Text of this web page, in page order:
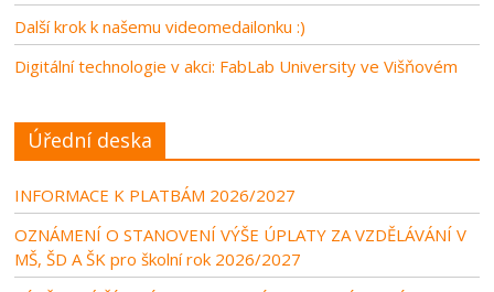
Další krok k našemu videomedailonku :)
Digitální technologie v akci: FabLab University ve Višňovém
Úřední deska
INFORMACE K PLATBÁM 2026/2027
OZNÁMENÍ O STANOVENÍ VÝŠE ÚPLATY ZA VZDĚLÁVÁNÍ V
MŠ, ŠD A ŠK pro školní rok 2026/2027